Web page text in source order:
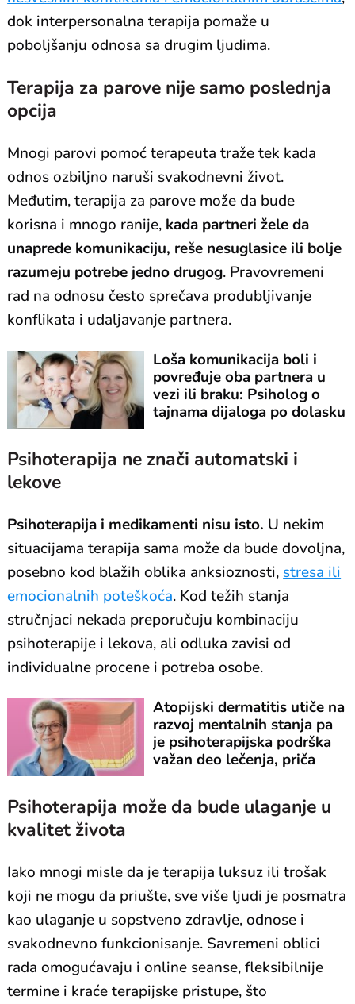
dok interpersonalna terapija pomaže u
poboljšanju odnosa sa drugim ljudima.
Terapija za parove nije samo poslednja
opcija
Mnogi parovi pomoć terapeuta traže tek kada
odnos ozbiljno naruši svakodnevni život.
Međutim, terapija za parove može da bude
korisna i mnogo ranije, kada partneri žele da
unaprede komunikaciju, reše nesuglasice ili bolje
razumeju potrebe jedno drugog. Pravovremeni
rad na odnosu često sprečava produbljivanje
konflikata i udaljavanje partnera.
Loša komunikacija boli i
povređuje oba partnera u
vezi ili braku: Psiholog o
tajnama dijaloga po dolasku
Psihoterapija ne znači automatski i
lekove
Psihoterapija i medikamenti nisu isto. U nekim
situacijama terapija sama može da bude dovoljna,
posebno kod blažih oblika anksioznosti, stresa ili
emocionalnih poteškoća. Kod težih stanja
stručnjaci nekada preporučuju kombinaciju
psihoterapije i lekova, ali odluka zavisi od
individualne procene i potreba osobe.
Atopijski dermatitis utiče na
razvoj mentalnih stanja pa
je psihoterapijska podrška
važan deo lečenja, priča
Psihoterapija može da bude ulaganje u
kvalitet života
Iako mnogi misle da je terapija luksuz ili trošak
koji ne mogu da priušte, sve više ljudi je posmatra
kao ulaganje u sopstveno zdravlje, odnose i
svakodnevno funkcionisanje. Savremeni oblici
rada omogućavaju i online seanse, fleksibilnije
termine i kraće terapijske pristupe, što